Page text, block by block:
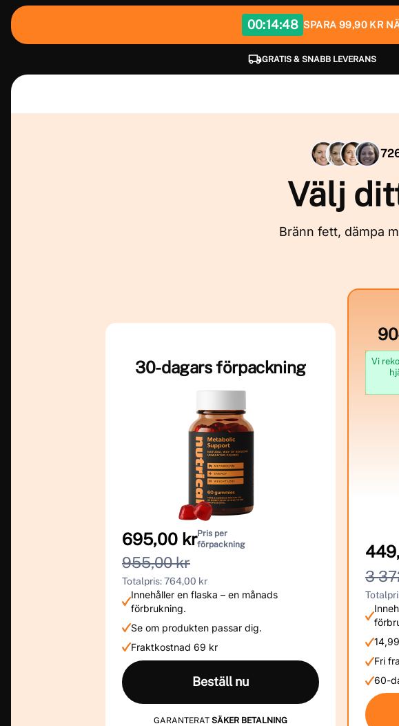
00:14:47 SPARA 99,90 KR
GRATIS & SNABB LEVERANS
Välj
Bränn fett, dämpa
30-dagars förpackning
695,00 krPris per
förpackning
955,00 kr
Totalpris: 764,00 kr
Innehåller en flaska – en månads
förbrukning.
Se om produkten passar dig.
Fraktkostnad 69 kr
Beställ nu
GARANTERAT SÄKER BETALNING
Vi
3
Fri
60-